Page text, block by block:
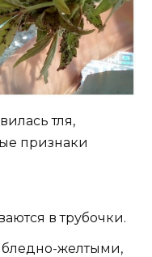
тля,
признаки
в трубочки.
бледно-желтыми,